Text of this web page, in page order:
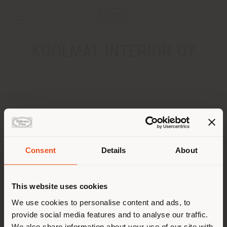
Consent Details About
This website uses cookies
We use cookies to personalise content and ads, to
provide social media features and to analyse our traffic.
PERAMIEHENKATU 12
HELSINKI 00150
CONTACTS
Téléphone +358 106665170
DEMANDER UN RENDEZ-VOUS
Pays de livraison
Vous naviguez dans un autre
pays que celui où vous vous
trouvez. Nous vous